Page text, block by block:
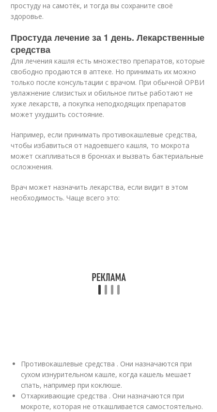
простуду на самотёк, и тогда вы сохраните своё
здоровье.
Простуда лечение за 1 день. Лекарственные
средства
Для лечения кашля есть множество препаратов, которые
свободно продаются в аптеке. Но принимать их можно
только после консультации с врачом. При обычной ОРВИ
увлажнение слизистых и обильное питье работают не
хуже лекарств, а покупка неподходящих препаратов
может ухудшить состояние.
Например, если принимать противокашлевые средства,
чтобы избавиться от надоевшего кашля, то мокрота
может скапливаться в бронхах и вызвать бактериальные
осложнения.
Врач может назначить лекарства, если видит в этом
необходимость. Чаще всего это:
Противокашлевые средства . Они назначаются при
сухом изнурительном кашле, когда кашель мешает
спать, например при коклюше.
Отхаркивающие средства . Они назначаются при
мокроте, которая не откашливается самостоятельно.